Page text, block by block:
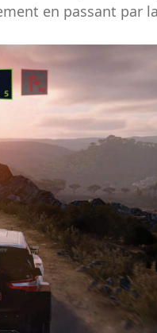
en passant par